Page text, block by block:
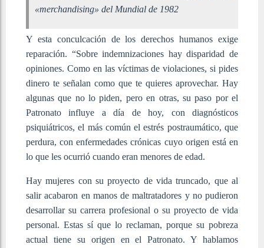
«merchandising» del Mundial de 1982
Y esta conculcación de los derechos humanos exige
reparación. “Sobre indemnizaciones hay disparidad de
opiniones. Como en las víctimas de violaciones, si pides
dinero te señalan como que te quieres aprovechar. Hay
algunas que no lo piden, pero en otras, su paso por el
Patronato influye a día de hoy, con diagnósticos
psiquiátricos, el más común el estrés postraumático, que
perdura, con enfermedades crónicas cuyo origen está en
lo que les ocurrió cuando eran menores de edad.
Hay mujeres con su proyecto de vida truncado, que al
salir acabaron en manos de maltratadores y no pudieron
desarrollar su carrera profesional o su proyecto de vida
personal. Estas sí que lo reclaman, porque su pobreza
actual tiene su origen en el Patronato. Y hablamos